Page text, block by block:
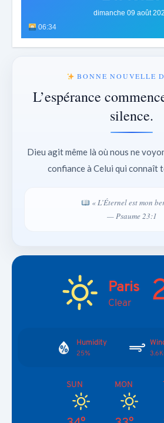
dimanche 09 août
06:34
BONNE NOUVELLE
L’espérance
silence.
Dieu agit même là où nous ne
confiance à Celui qui connaît
« L’Éternel est mon
— Psaume 23:1
Paris
Clear
Humidity
25%
SUN MON